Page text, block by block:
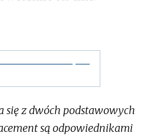
się z dwóch podstawowych
są odpowiednikami